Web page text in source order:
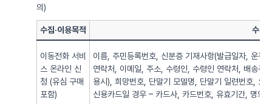
의)
수집·이용목적 수집·
이동전화 서비
스 온라인 신
청 (유심 구매
포함)
이름, 주민등록번호, 신분증 기재사항(발급일자, 운전
연락처, 이메일, 주소, 수령인, 수령인 연락처, 배송주
용시), 희망번호, 단말기 모델명, 단말기 일련번호, 요
신용카드일 경우 – 카드사, 카드번호, 유효기간, 명의